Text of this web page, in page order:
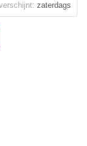
zaterdags